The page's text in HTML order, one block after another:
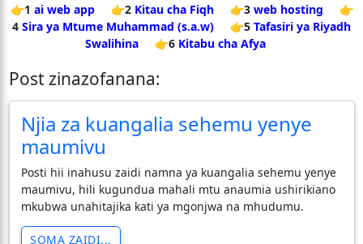
👉1 ai web app 👉2 Kitau cha Fiqh 👉3 web hosting
👉
4 Sira ya Mtume Muhammad (s.a.w) 👉5 Tafasiri ya Riyadh
Swalihina
👉6 Kitabu cha Afya
Post zinazofanana:
Njia za kuangalia sehemu yenye
maumivu
Posti hii inahusu zaidi namna ya kuangalia sehemu yenye
maumivu, hili kugundua mahali mtu anaumia ushirikiano
mkubwa unahitajika kati ya mgonjwa na mhudumu.
SOMA ZAIDI...